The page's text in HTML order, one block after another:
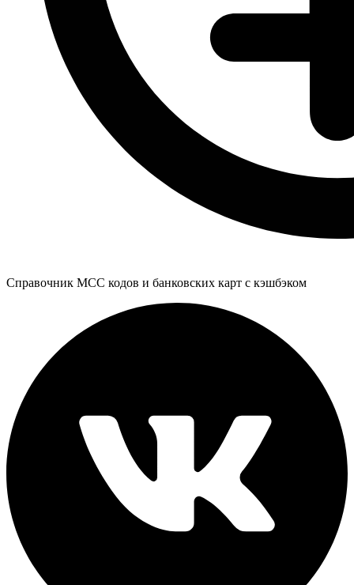
Справочник MCC кодов и банковских карт с кэшбэком